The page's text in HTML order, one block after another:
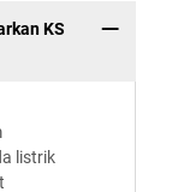
KS
listrik